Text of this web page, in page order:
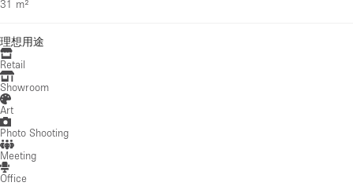
31 m²
理想用途
Retail
Showroom
Art
Photo Shooting
Meeting
Office